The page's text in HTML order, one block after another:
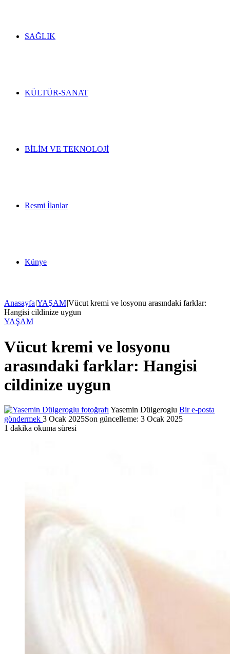
SAĞLIK
KÜLTÜR-SANAT
BİLİM VE TEKNOLOJİ
Resmi İlanlar
Künye
Anasayfa|YAŞAM|Vücut kremi ve losyonu arasındaki farklar:
Hangisi cildinize uygun
YAŞAM
Vücut kremi ve losyonu
arasındaki farklar: Hangisi
cildinize uygun
Yasemin Dülgeroglu Bir e-posta
göndermek 3 Ocak 2025Son güncelleme: 3 Ocak 2025
1 dakika okuma süresi